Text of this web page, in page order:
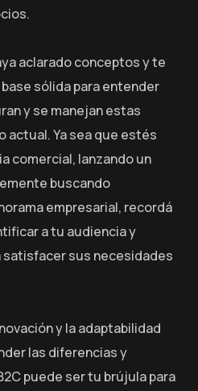
aclarado conceptos y te
sólida para entender
y se manejan estas
actual. Ya sea que estés
comercial, lanzando un
buscando
empresarial, recordá
a tu audiencia y
sus necesidades
y la adaptabilidad
las diferencias y
puede ser tu brújula para